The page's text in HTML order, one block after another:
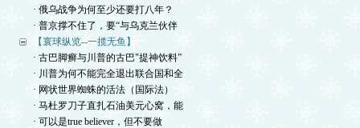
· 俄乌战争为何至少还要打八年？
· 普京撑不住了，要“与乌克兰伙伴
【寰球纵览--一揽无鱼】
· 古巴脚癣与川普的古巴"提神饮料”
· 川普为何不能完全退出联合国和全
· 网状世界蜘蛛的活法（国际法）
· 马杜罗刀子直扎石油美元心窝，能
· 可以是true believer，但不要做